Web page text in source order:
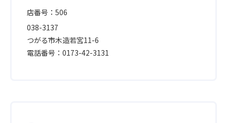
店番号：506
038-3137
つがる市木造若宮11-6
電話番号：0173-42-3131